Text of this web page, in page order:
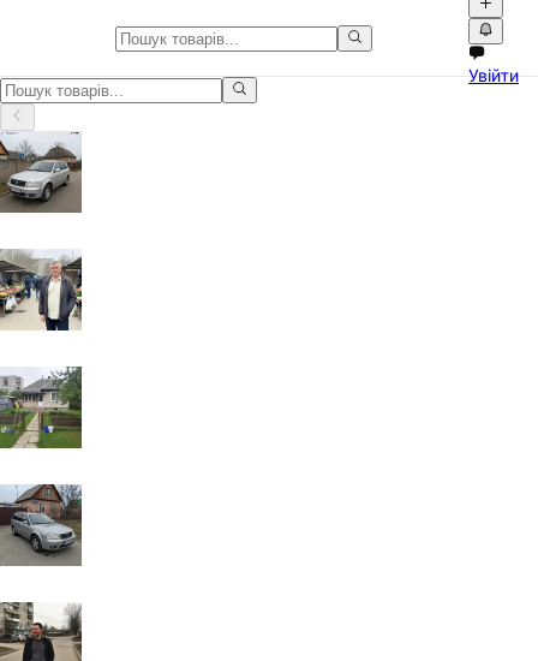
Дім та сад у Суми
Дім та сад у Суми: оголошення з фото, відео та зручним
Увійти